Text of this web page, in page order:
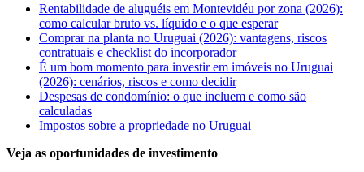
Rentabilidade de aluguéis em Montevidéu por zona (2026):
como calcular bruto vs. líquido e o que esperar
Comprar na planta no Uruguai (2026): vantagens, riscos
contratuais e checklist do incorporador
É um bom momento para investir em imóveis no Uruguai
(2026): cenários, riscos e como decidir
Despesas de condomínio: o que incluem e como são
calculadas
Impostos sobre a propriedade no Uruguai
Veja as oportunidades de investimento